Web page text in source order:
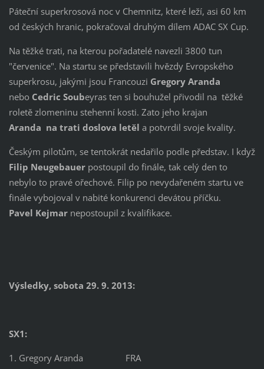
Páteční superkrosová noc v Chemnitz, které leží, asi 60 km
od českých hranic, pokračoval druhým dílem ADAC SX Cup.
Na těžké trati, na kterou pořadatelé navezli 3800 tun
"červenice". Na startu se představili hvězdy Evropského
superkrosu, jakými jsou Francouzi Gregory Aranda
nebo Cedric Soubeyras ten si bouhužel přivodil na těžké
roletě zlomeninu stehenní kosti. Zato jeho krajan
Aranda na trati doslova letěl a potvrdil svoje kvality.
Českým pilotům, se tentokrát nedařilo podle představ. I když
Filip Neugebauerpostoupil do finále, tak celý den to
nebylo to pravé ořechové. Filip po nevydařeném startu ve
finále vybojoval v nabité konkurenci devátou příčku.
Pavel Kejmarnepostoupil z kvalifikace.
Výsledky,sobota 29. 9. 2013:
SX1:
1. Gregory Aranda
​ FRA